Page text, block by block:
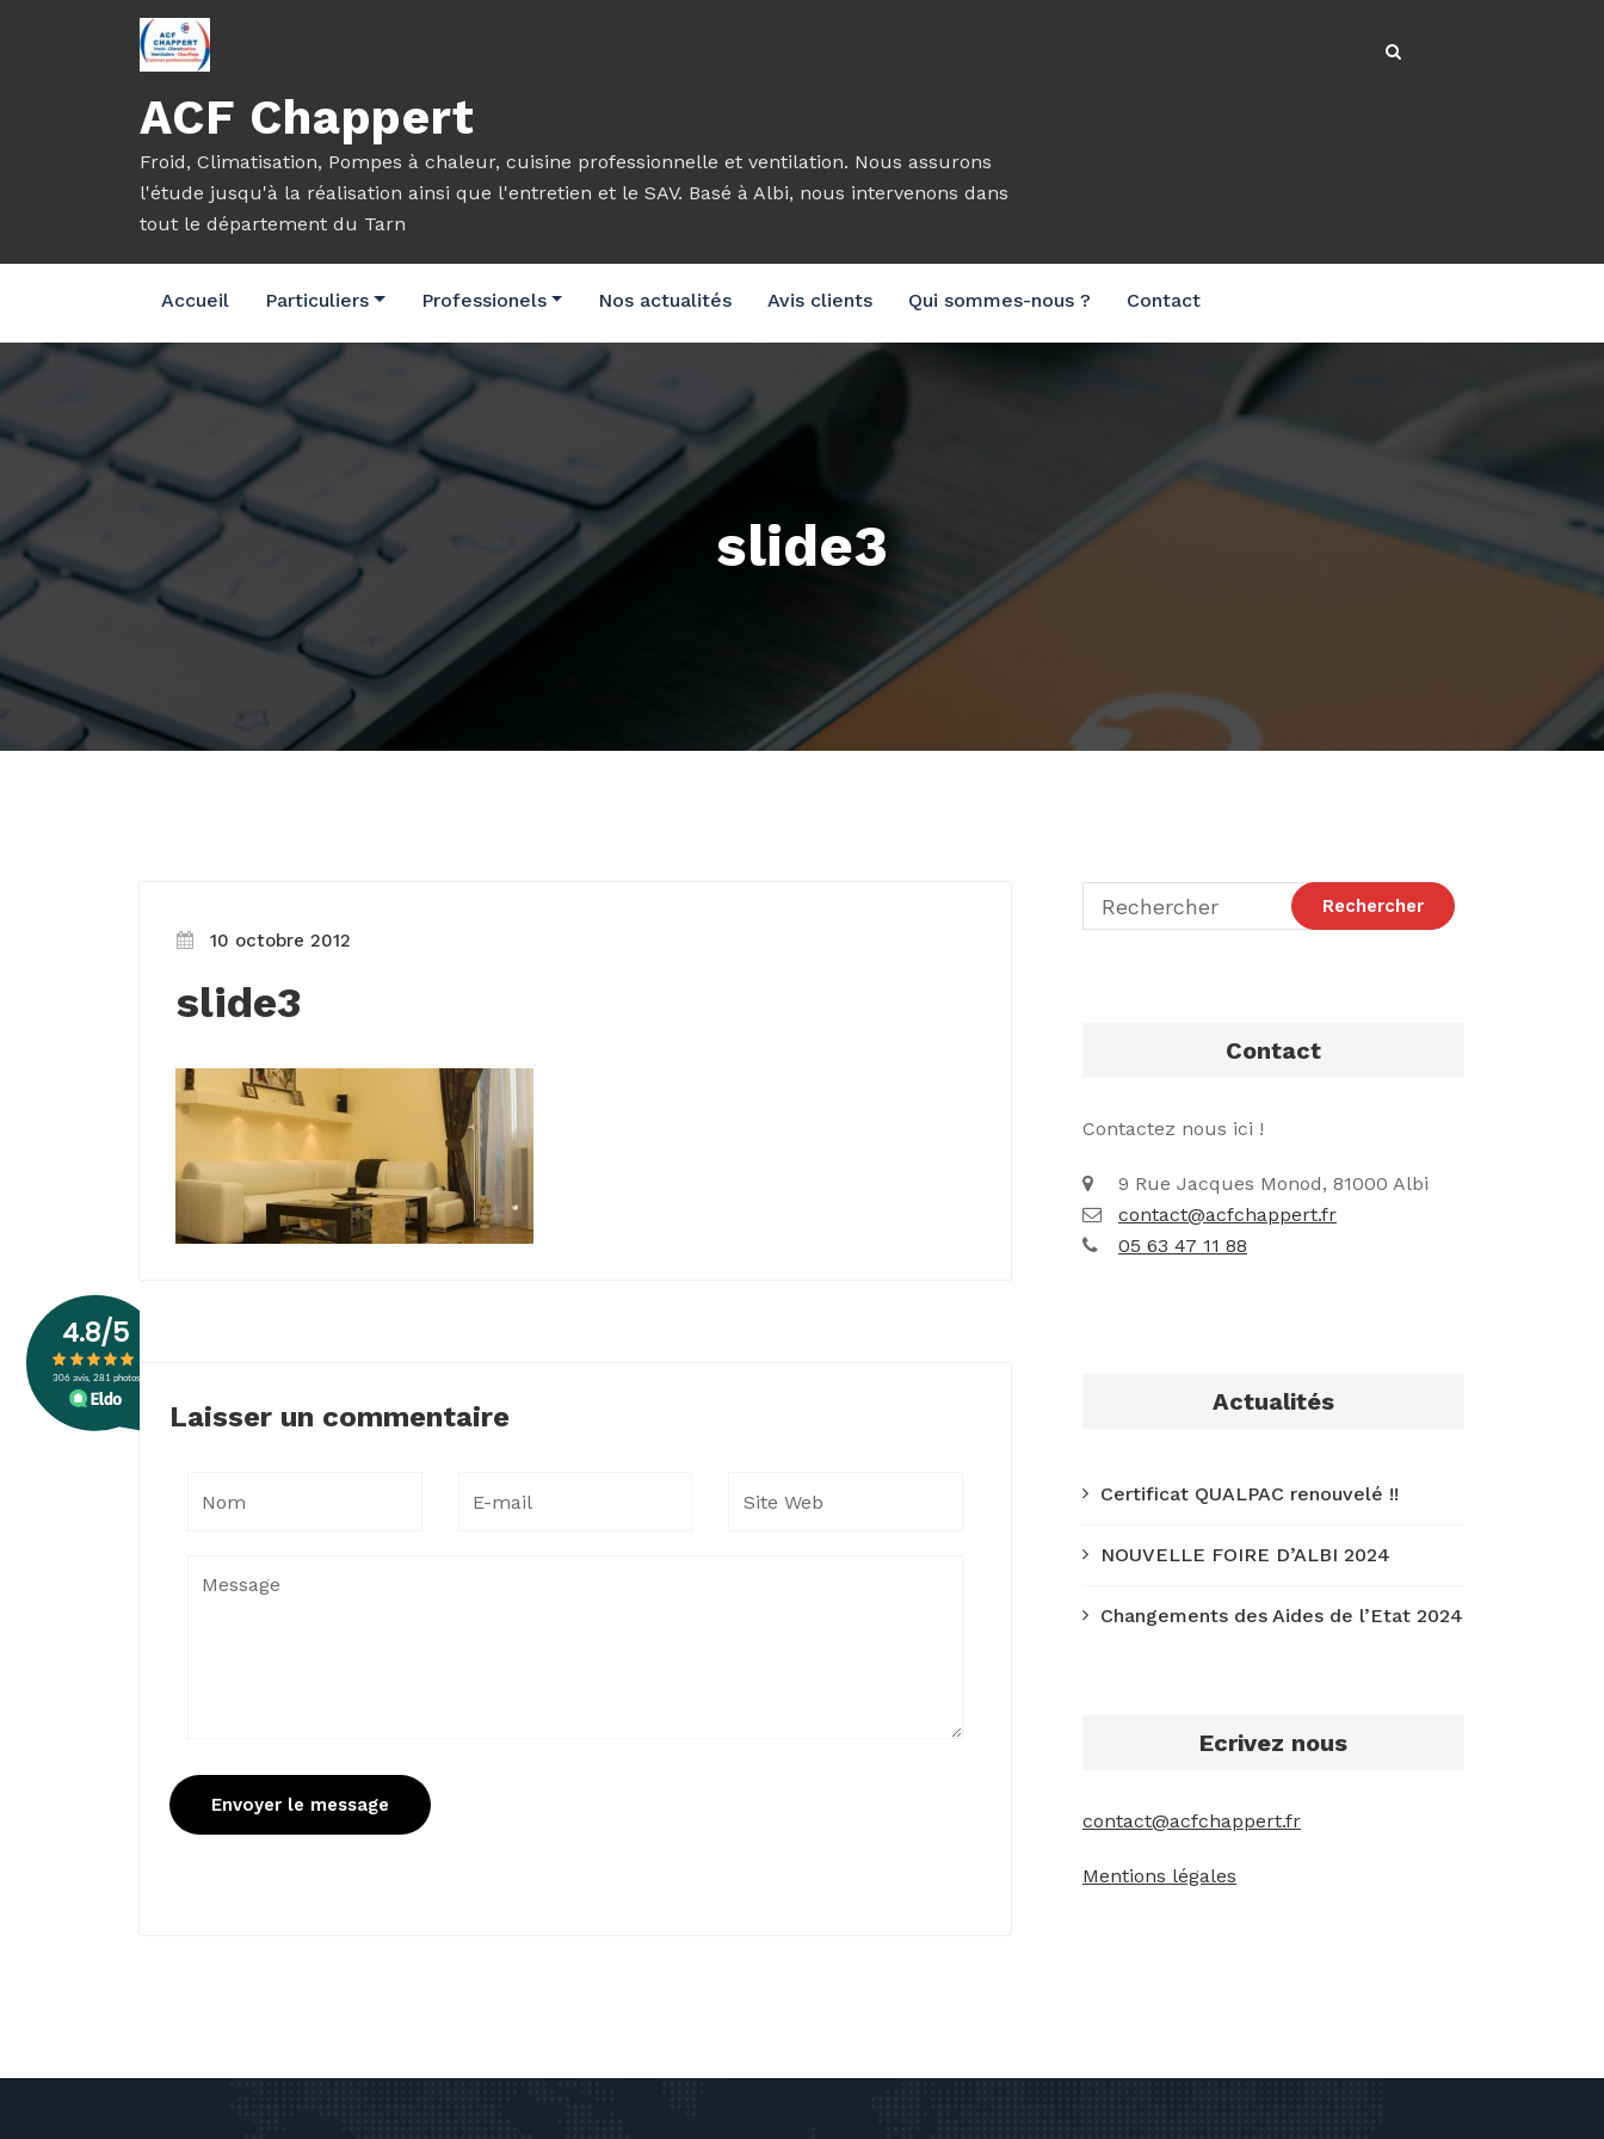
ACF Chappert
Froid, Climatisation, Pompes à chaleur, cuisine professionnelle et ventilation. Nous assurons
l'étude jusqu'à la réalisation ainsi que l'entretien et le SAV. Basé à Albi, nous intervenons dans
tout le département du Tarn
Accueil Particuliers Professionels Nos actualités Avis clients Qui sommes-nous ? Contact
slide3
10 octobre 2012
slide3
Laisser un commentaire
Contact
Contactez nous ici !
9 Rue Jacques Monod, 81000 Albi
contact@acfchappert.fr
05 63 47 11 88
Actualités
Certificat QUALPAC renouvelé !!
NOUVELLE FOIRE D’ALBI 2024
Changements des Aides de l’Etat 2024
Ecrivez nous
contact@acfchappert.fr
Mentions légales